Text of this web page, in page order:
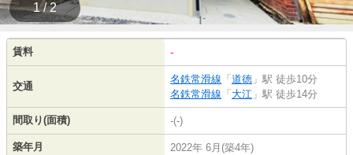
1 / 2
賃料 -
交通
名鉄常滑線 「 道徳 」駅 徒歩10分
名鉄常滑線 「 大江 」駅 徒歩14分
間取り(面積) -(-)
築年月 2022年 6月(築4年)